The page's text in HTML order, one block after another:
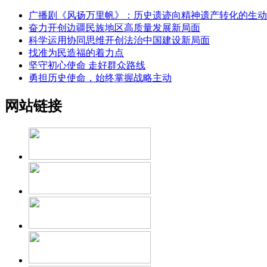
广播剧《风扬万里帆》：历史遗迹向精神遗产转化的生
奋力开创边疆民族地区高质量发展新局面
科学运用协同思维开创法治中国建设新局面
找准为民造福的着力点
坚守初心使命 走好群众路线
勇担历史使命，始终掌握战略主动
网站链接